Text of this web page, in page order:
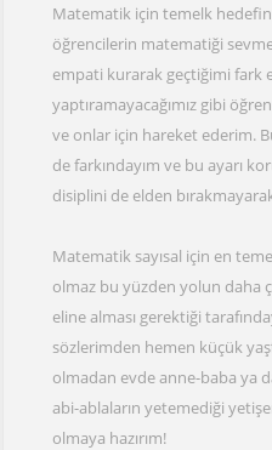
Matematik için temelk
öğrencilerin matematiği
empati kurarak geçtiğimi fark
yaptıramayacağımız gibi
ve onlar için hareket ederim.
de farkındayım ve bu ayarı
disiplini de elden
Matematik sayısal için en
olmaz bu yüzden yolun daha
eline alması gerektiği
sözlerimden hemen küçük
olmadan evde anne-baba ya
abi-ablaların yetemediği
olmaya hazırım!